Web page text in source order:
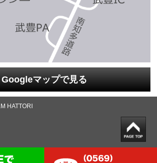
Googleマップで見る
HATTORI